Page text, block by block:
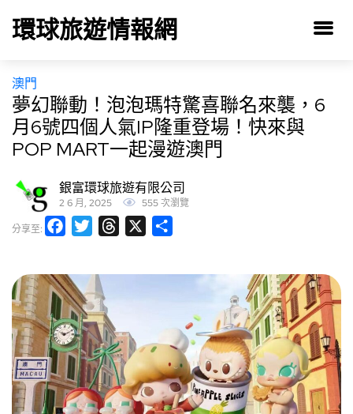
環球旅遊情報網
澳門
夢幻聯動！泡泡瑪特驚喜聯名來襲，6
月6號四個人氣IP隆重登場！快來與
POP MART一起漫遊澳門
銀富環球旅遊有限公司
2 6 月, 2025 555 次瀏覽
分享至: FacebookTwitterThreads